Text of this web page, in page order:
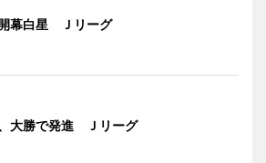
幕白星 Ｊリーグ
大勝で発進 Ｊリーグ